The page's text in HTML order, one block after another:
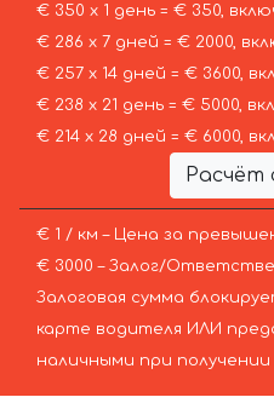
€ 350 х 1 день = € 350,
€ 286 х 7 дней = € 2000,
€ 257 х 14 дней = € 3600,
€ 238 х 21 день = € 5000,
€ 214 х 28 дней = € 6000,
Расчёт
€ 1 / км – Цена за
€ 3000 – Залог/
Залоговая сумма
карте водителя ИЛИ
наличными при получении